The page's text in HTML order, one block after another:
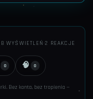
WYŚWIETLEŃ ·2 REAKCJE
0 🧠 0
Bez konta, bez tropienia —